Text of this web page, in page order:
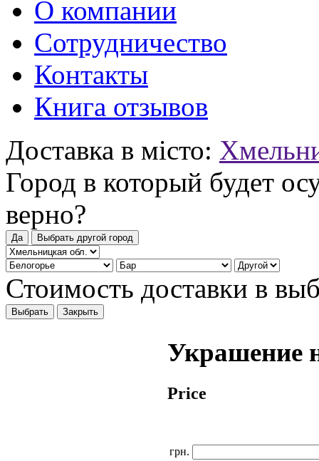
О компании
Сотрудничество
Контакты
Книга отзывов
Доставка в місто:
Город в который будет
верно?
Да Выбрать другой город
Стоимость доставки в
Выбрать Закрыть
Украшение
Price
грн.